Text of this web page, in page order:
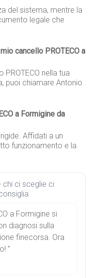
del sistema, mentre la
legale che
cancello PROTECO a
nella tua
puoi chiamare Antonio
a Formigine da
Affidati a un
funzionamento e la
chi ci sceglie ci
a Formigine si
diagnosi sulla
finecorsa. Ora
”